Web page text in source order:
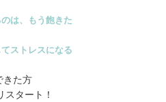
は、もう飽きた
ストレスになる
きた方
スタート！